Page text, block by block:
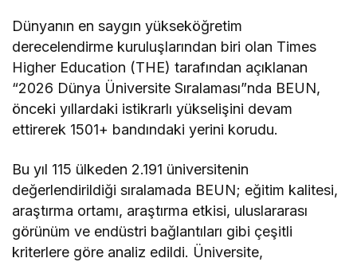
Dünyanın en saygın yükseköğretim
derecelendirme kuruluşlarından biri olan Times
Higher Education (THE) tarafından açıklanan
“2026 Dünya Üniversite Sıralaması”nda BEUN,
önceki yıllardaki istikrarlı yükselişini devam
ettirerek 1501+ bandındaki yerini korudu.
Bu yıl 115 ülkeden 2.191 üniversitenin
değerlendirildiği sıralamada BEUN; eğitim kalitesi,
araştırma ortamı, araştırma etkisi, uluslararası
görünüm ve endüstri bağlantıları gibi çeşitli
kriterlere göre analiz edildi. Üniversite,